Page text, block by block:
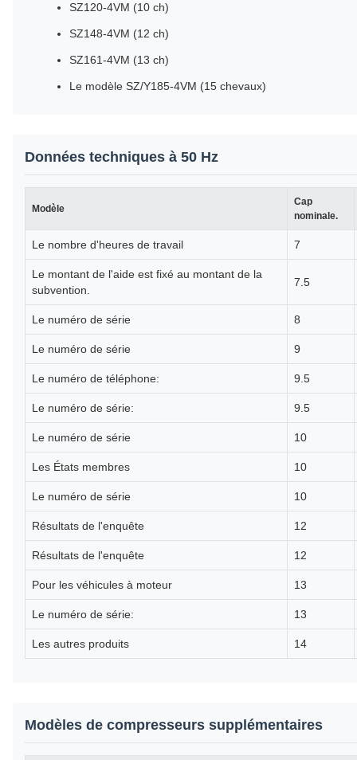
SZ120-4VM (10 ch)
SZ148-4VM (12 ch)
SZ161-4VM (13 ch)
Le modèle SZ/Y185-4VM (15 chevaux)
Données techniques à 50 Hz
Modèle
Cap
nominale.
Le nombre d'heures de travail 7
Le montant de l'aide est fixé au montant de la
subvention.
7.5
Le numéro de série 8
Le numéro de série 9
Le numéro de téléphone: 9.5
Le numéro de série: 9.5
Le numéro de série 10
Les États membres 10
Le numéro de série 10
Résultats de l'enquête 12
Résultats de l'enquête 12
Pour les véhicules à moteur 13
Le numéro de série: 13
Les autres produits 14
Modèles de compresseurs supplémentaires